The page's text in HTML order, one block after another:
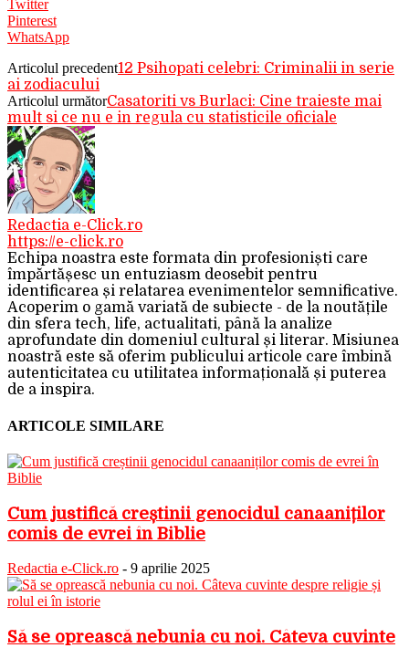
Twitter
Pinterest
WhatsApp
Articolul precedent12 Psihopati celebri: Criminalii in serie
ai zodiacului
Articolul următorCasatoriti vs Burlaci: Cine traieste mai
mult si ce nu e in regula cu statisticile oficiale
Redactia e-Click.ro
https://e-click.ro
Echipa noastra este formata din profesioniști care
împărtășesc un entuziasm deosebit pentru
identificarea și relatarea evenimentelor semnificative.
Acoperim o gamă variată de subiecte - de la noutățile
din sfera tech, life, actualitati, până la analize
aprofundate din domeniul cultural și literar. Misiunea
noastră este să oferim publicului articole care îmbină
autenticitatea cu utilitatea informațională și puterea
de a inspira.
ARTICOLE SIMILARE
Cum justifică creștinii genocidul canaaniților
comis de evrei în Biblie
Redactia e-Click.ro - 9 aprilie 2025
Să se oprească nebunia cu noi. Câteva cuvinte